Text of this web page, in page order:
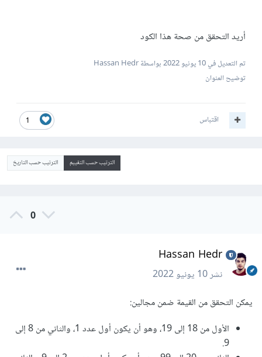
أريد التحقق من صحة هذا الكود
تم التعديل في10 يونيو 2022
بواسطة Hassan Hedr
توضيح العنوان
1 اقتباس
الترتيب حسب التقييم الترتيب حسب التاريخ
0
Hassan Hedr
نشر10 يونيو 2022
يمكن التحقق من القيمة ضمن مجالين:
الأول من 18 إلى 19، وهو أن يكون أول عدد 1، والثاني من 8 إلى
9.